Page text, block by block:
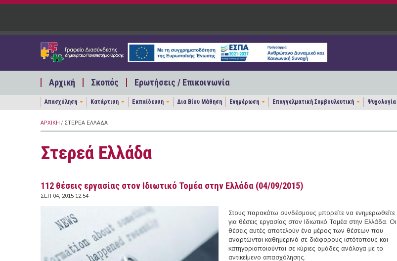
Παράκαμψη προς το κυρίως περιεχόμενο
Αρχική Σκοπός Ερωτήσεις / Επικοινωνία
Απασχόληση Κατάρτιση Εκπαίδευση Δια Βίου Μάθηση Ενημέρωση Επαγγελματική Συμβουλευτική Ψυχολογία
ΑΡΧΙΚΉ / ΣΤΕΡΕΆ ΕΛΛΆΔΑ
Στερεά Ελλάδα
112 θέσεις εργασίας στον Ιδιωτικό Τομέα στην Ελλάδα (04/09/2015)
ΣΕΠ 04, 2015 12:54
Στους παρακάτω συνδέσμους μπορείτε να ενημερωθείτε
για θέσεις εργασίας στον Ιδιωτικό Τομέα στην Ελλάδα. Οι
θέσεις αυτές αποτελούν ένα μέρος των θέσεων που
αναρτώνται καθημερινά σε διάφορους ιστότοπους και
κατηγοριοποιούνται σε κύριες ομάδες ανάλογα με το
αντικείμενο απασχόλησης.